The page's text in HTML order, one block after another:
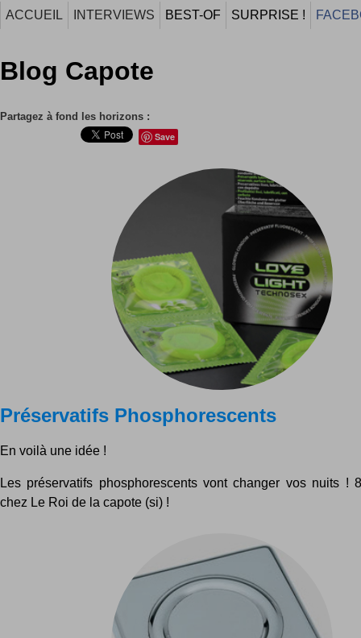
ACCUEIL INTERVIEWS BEST-OF SURPRISE !
Blog Capote
Partagez à fond les horizons :
Save
Préservatifs Phosphorescents
En voilà une idée !
Les préservatifs phosphorescents vont changer vos nuits !
chez Le Roi de la capote (si) !